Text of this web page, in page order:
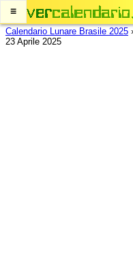
≡
Calendario Lunare Brasile 2025 ›
23 Aprile 2025